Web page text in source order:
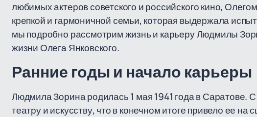
любимых актеров советского и российского кино,
крепкой и гармоничной семьи, которая выдержала
мы подробно рассмотрим жизнь и карьеру Людмилы
жизни Олега Янковского.
Ранние годы и начало карьеры
Людмила Зорина родилась 1 мая 1941 года в Саратове.
театру и искусству, что в конечном итоге привело ее